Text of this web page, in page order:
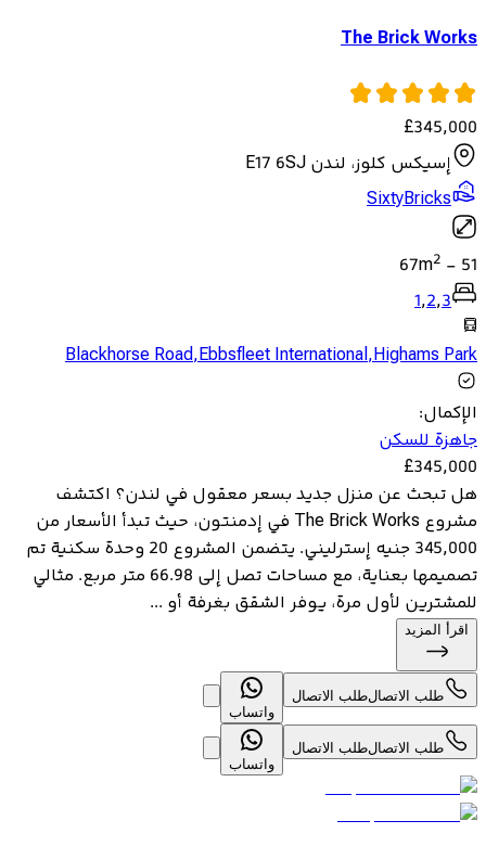
The Brick Works
£345,000
إسيكس كلوز، لندن E17 6SJ
SixtyBricks
51
-
67m2
1,2,3
Blackhorse Road,Ebbsfleet International,Highams Park
الإكمال:
جاهزة للسكن
£345,000
هل تبحث عن منزل جديد بسعر معقول في لندن؟ اكتشف
مشروع The Brick Works في إدمنتون، حيث تبدأ الأسعار من
345,000 جنيه إسترليني. يتضمن المشروع 20 وحدة سكنية تم
تصميمها بعناية، مع مساحات تصل إلى 66.98 متر مربع. مثالي
للمشترين لأول مرة، يوفر الشقق بغرفة أو ...
اقرأ المزيد
طلب الاتصالطلب الاتصال
واتساب
طلب الاتصالطلب الاتصال
واتساب